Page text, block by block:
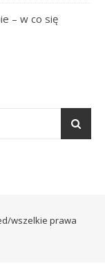
– w co się
wszelkie prawa